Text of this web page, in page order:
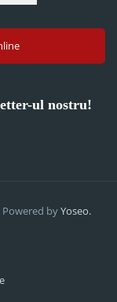
ul nostru!
byYoseo.